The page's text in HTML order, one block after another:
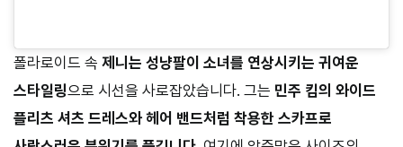
폴라로이드 속 제니는 성냥팔이 소녀를 연상시키는 귀여운
스타일링으로 시선을 사로잡았습니다. 그는 민주 킴의 와이드
플리츠 셔츠 드레스와 헤어 밴드처럼 착용한 스카프로